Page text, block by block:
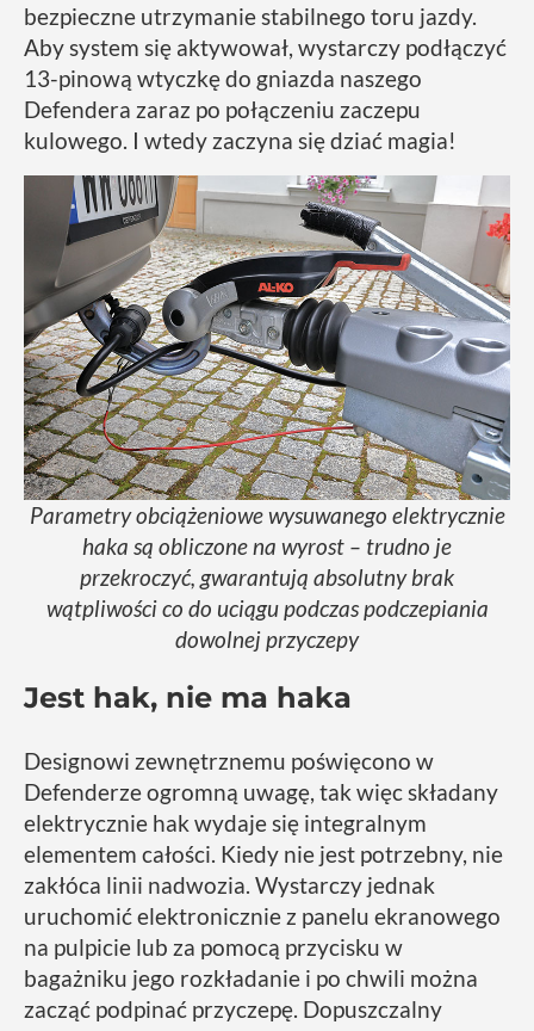
bezpieczne utrzymanie stabilnego toru jazdy.
Aby system się aktywował, wystarczy podłączyć
13-pinową wtyczkę do gniazda naszego
Defendera zaraz po połączeniu zaczepu
kulowego. I wtedy zaczyna się dziać magia!
Parametry obciążeniowe wysuwanego elektrycznie
haka są obliczone na wyrost – trudno je
przekroczyć, gwarantują absolutny brak
wątpliwości co do uciągu podczas podczepiania
dowolnej przyczepy
Jest hak, nie ma haka
Designowi zewnętrznemu poświęcono w
Defenderze ogromną uwagę, tak więc składany
elektrycznie hak wydaje się integralnym
elementem całości. Kiedy nie jest potrzebny, nie
zakłóca linii nadwozia. Wystarczy jednak
uruchomić elektronicznie z panelu ekranowego
na pulpicie lub za pomocą przycisku w
bagażniku jego rozkładanie i po chwili można
zacząć podpinać przyczepę. Dopuszczalny